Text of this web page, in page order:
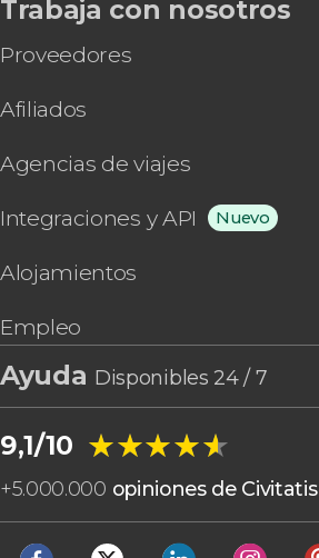
Trabaja con nosotros
Proveedores
Afiliados
Agencias de viajes
Integraciones y API Nuevo
Alojamientos
Empleo
Ayuda Disponibles 24 / 7
9,1/10 ★★★★★
★★★★★
+5.000.000 opiniones de Civitatis